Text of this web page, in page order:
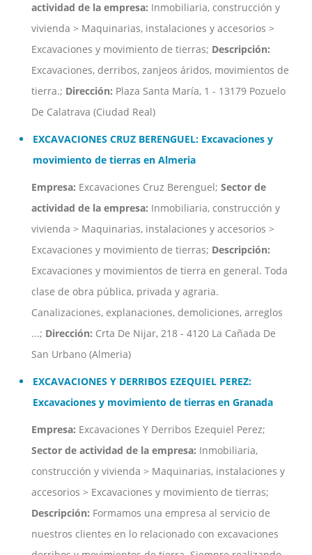
actividad de la empresa: Inmobiliaria, construcción y
vivienda > Maquinarias, instalaciones y accesorios >
Excavaciones y movimiento de tierras; Descripción:
Excavaciones, derribos, zanjeos áridos, movimientos de
tierra.; Dirección: Plaza Santa María, 1 - 13179 Pozuelo
De Calatrava (Ciudad Real)
EXCAVACIONES CRUZ BERENGUEL: Excavaciones y
movimiento de tierras en Almeria
Empresa: Excavaciones Cruz Berenguel; Sector de
actividad de la empresa: Inmobiliaria, construcción y
vivienda > Maquinarias, instalaciones y accesorios >
Excavaciones y movimiento de tierras; Descripción:
Excavaciones y movimientos de tierra en general. Toda
clase de obra pública, privada y agraria.
Canalizaciones, explanaciones, demoliciones, arreglos
...; Dirección: Crta De Nijar, 218 - 4120 La Cañada De
San Urbano (Almeria)
EXCAVACIONES Y DERRIBOS EZEQUIEL PEREZ:
Excavaciones y movimiento de tierras en Granada
Empresa: Excavaciones Y Derribos Ezequiel Perez;
Sector de actividad de la empresa: Inmobiliaria,
construcción y vivienda > Maquinarias, instalaciones y
accesorios > Excavaciones y movimiento de tierras;
Descripción: Formamos una empresa al servicio de
nuestros clientes en lo relacionado con excavaciones